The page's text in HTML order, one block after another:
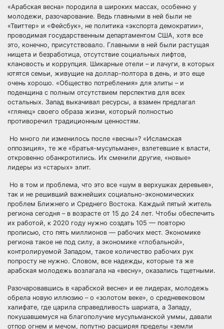
«Арабская весна» породила в широких массах, особенно у
молодежи, разочарование. Ведь главными в ней были не
«Твиттер» и «Фейсбук», не политика «экспорта демократии»,
проводимая государственным департаментом США, хотя все
это, конечно, присутствовало. Главными в ней были растущая
нищета и безработица, отсутствие социальных лифтов,
клановость и коррупция. Шикарные отели – и лачуги, в которых
ютятся семьи, живущие на доллар-полтора в день, и это еще
очень хорошо. «Общество потребления» для элиты – и
поденщина с полным отсутствием перспектив для всех
остальных. Запад выкачивал ресурсы, а взамен предлагал
«глянец» своего образа жизни, который полностью
противоречил традиционным ценностям.
Но много ли изменилось после «весны»? «Исламская
оппозиция», те же «братья-мусульмане», взлетевшие к власти,
откровенно обанкротились. Их сменили другие, «новые»
лидеры из «старых» элит.
Но в том и проблема, что это все «шум в верхушках деревьев»,
так и не решивший важнейших социально-экономических
проблем Ближнего и Среднего Востока. Каждый пятый житель
региона сегодня – в возрасте от 15 до 24 лет. Чтобы обеспечить
их работой, к 2020 году нужно создать 105 — повторю
прописью, сто пять миллионов — рабочих мест. Экономике
региона такое не под силу, а экономике «глобальной»,
контролируемой Западом, такое количество рабочих рук
попросту не нужно. Словом, все надежды, которые та же
арабская молодежь возлагала на «весну», оказались тщетными.
Разочаровавшись в «арабской весне» и ее лидерах, молодежь
обрела новую иллюзию – о «золотом веке», о средневековом
халифате, где царила справедливость шариата, а Западу,
покушавшемуся на благополучие мусульманской уммы, давали
отпор огнем и мечом, попутно расширяя пределы «земли